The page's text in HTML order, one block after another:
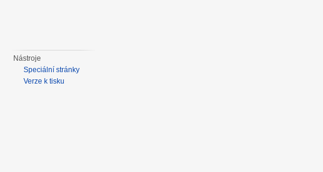
Nástroje
Speciální stránky
Verze k tisku